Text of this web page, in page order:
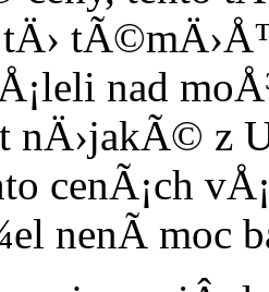
nad
z
cenÃ¡ch
nenÃ­ moc